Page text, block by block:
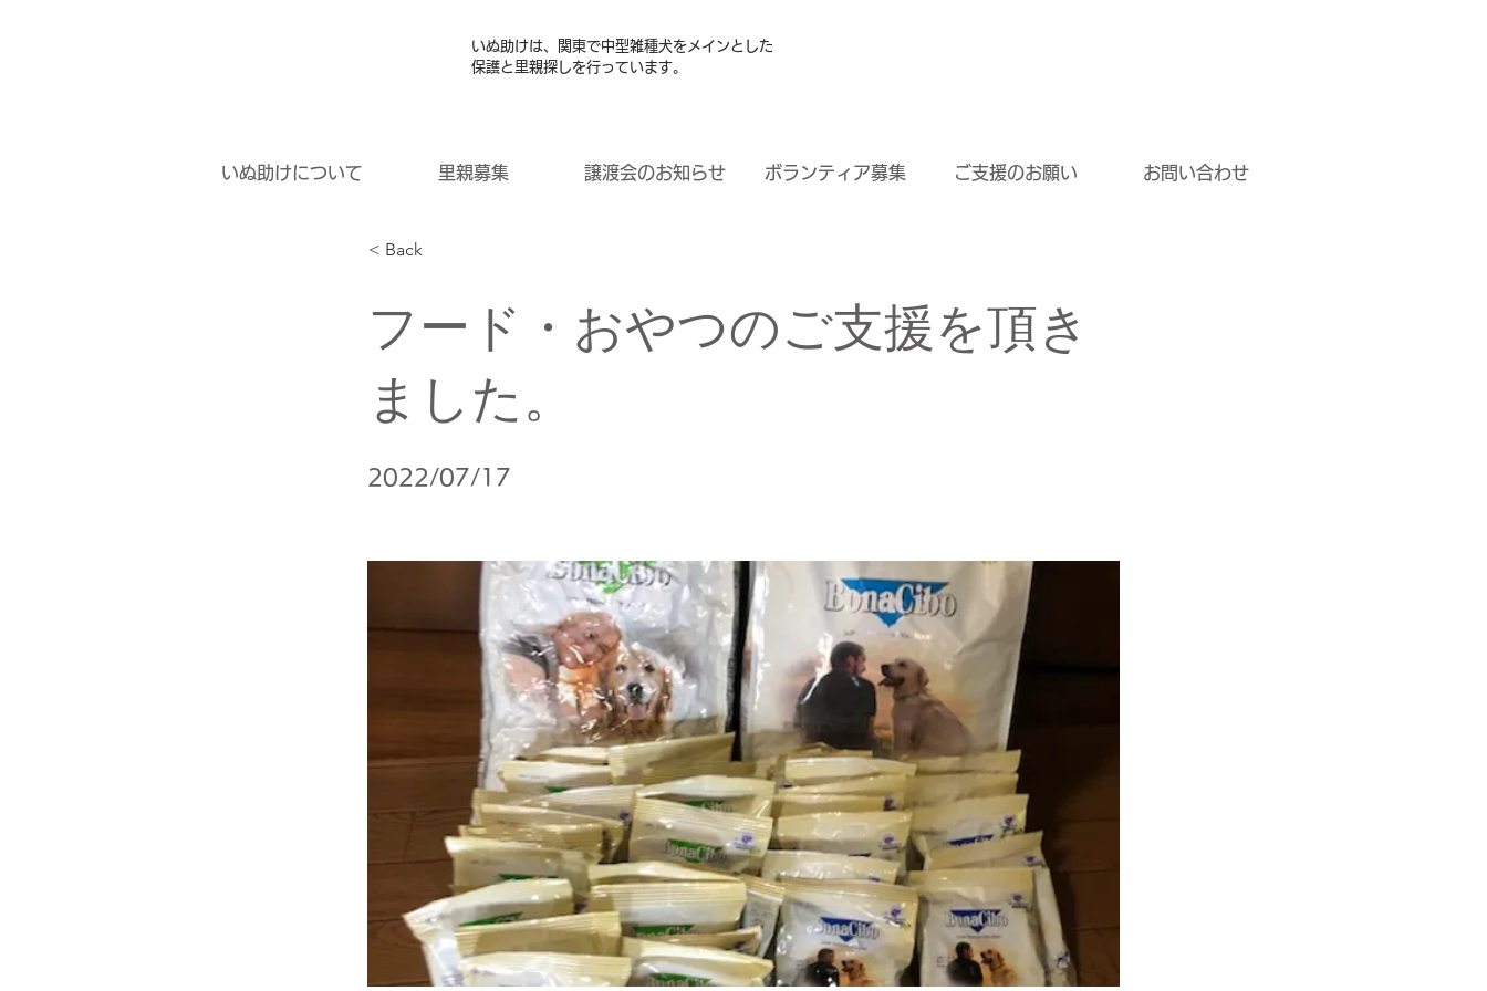
いぬ助けは、関東で中型雑種犬をメインとした
保護と里親探しを行っています。
いぬ助けについて 里親募集 譲渡会のお知らせ ボランティア募集 ご支援のお願い お問い合わせ
< Back
フード・おやつのご支援を頂き
ました。
2022/07/17